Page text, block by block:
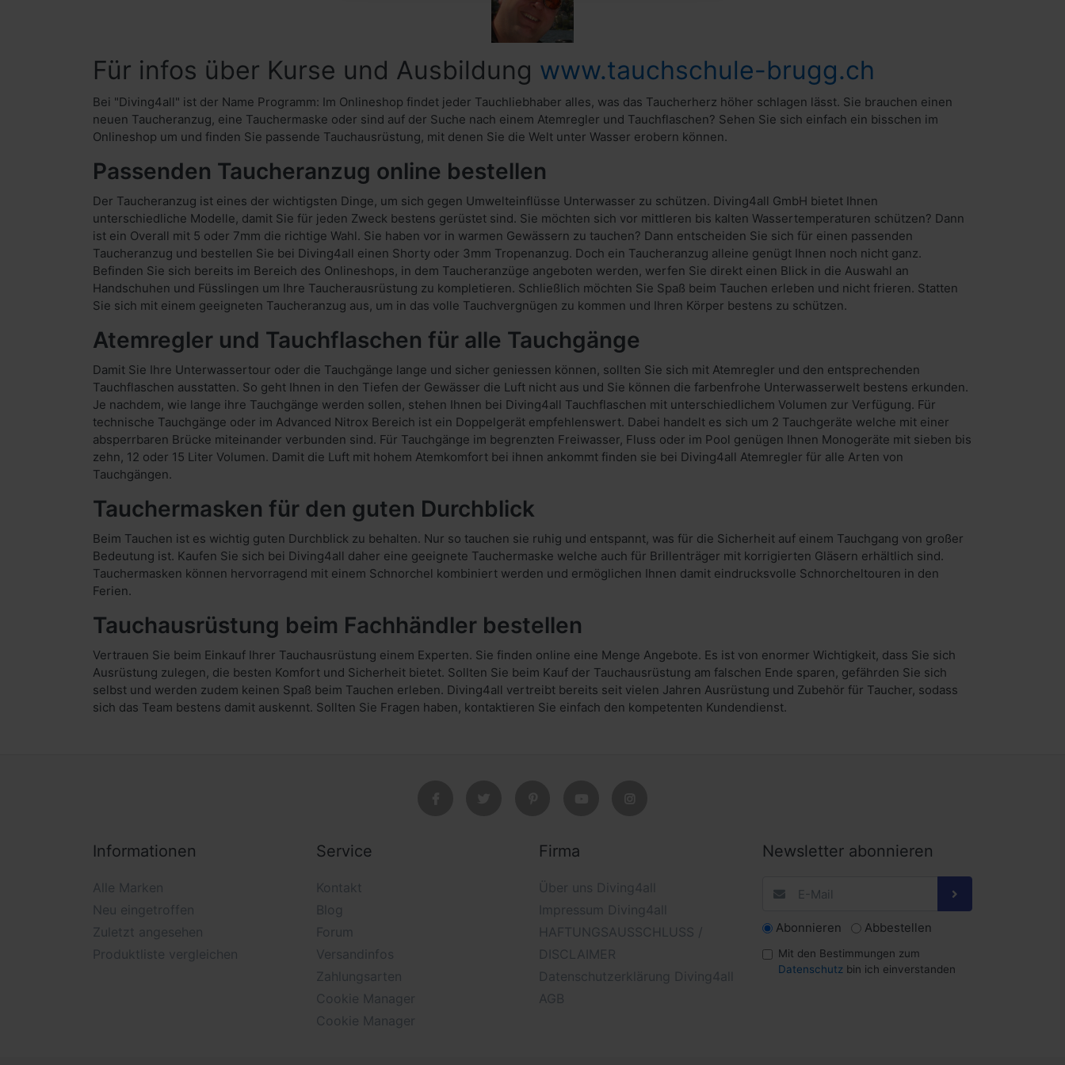
Für infos über Kurse und Ausbildung www.tauchschule-brugg.ch
Bei "Diving4all" ist der Name Programm: Im Onlineshop findet jeder Tauchliebhaber alles, was das Taucherherz höher schlagen lässt. Sie brauchen einen
neuen Taucheranzug, eine Tauchermaske oder sind auf der Suche nach einem Atemregler und Tauchflaschen? Sehen Sie sich einfach ein bisschen im
Onlineshop um und finden Sie passende Tauchausrüstung, mit denen Sie die Welt unter Wasser erobern können.
Passenden Taucheranzug online bestellen
Der Taucheranzug ist eines der wichtigsten Dinge, um sich gegen Umwelteinflüsse Unterwasser zu schützen. Diving4all GmbH bietet Ihnen
unterschiedliche Modelle, damit Sie für jeden Zweck bestens gerüstet sind. Sie möchten sich vor mittleren bis kalten Wassertemperaturen schützen? Dann
ist ein Overall mit 5 oder 7mm die richtige Wahl. Sie haben vor in warmen Gewässern zu tauchen? Dann entscheiden Sie sich für einen passenden
Taucheranzug und bestellen Sie bei Diving4all einen Shorty oder 3mm Tropenanzug. Doch ein Taucheranzug alleine genügt Ihnen noch nicht ganz.
Befinden Sie sich bereits im Bereich des Onlineshops, in dem Taucheranzüge angeboten werden, werfen Sie direkt einen Blick in die Auswahl an
Handschuhen und Füsslingen um Ihre Taucherausrüstung zu kompletieren. Schließlich möchten Sie Spaß beim Tauchen erleben und nicht frieren. Statten
Sie sich mit einem geeigneten Taucheranzug aus, um in das volle Tauchvergnügen zu kommen und Ihren Körper bestens zu schützen.
Atemregler und Tauchflaschen für alle Tauchgänge
Damit Sie Ihre Unterwassertour oder die Tauchgänge lange und sicher geniessen können, sollten Sie sich mit Atemregler und den entsprechenden
Tauchflaschen ausstatten. So geht Ihnen in den Tiefen der Gewässer die Luft nicht aus und Sie können die farbenfrohe Unterwasserwelt bestens erkunden.
Je nachdem, wie lange ihre Tauchgänge werden sollen, stehen Ihnen bei Diving4all Tauchflaschen mit unterschiedlichem Volumen zur Verfügung. Für
technische Tauchgänge oder im Advanced Nitrox Bereich ist ein Doppelgerät empfehlenswert. Dabei handelt es sich um 2 Tauchgeräte welche mit einer
absperrbaren Brücke miteinander verbunden sind. Für Tauchgänge im begrenzten Freiwasser, Fluss oder im Pool genügen Ihnen Monogeräte mit sieben bis
zehn, 12 oder 15 Liter Volumen. Damit die Luft mit hohem Atemkomfort bei ihnen ankommt finden sie bei Diving4all Atemregler für alle Arten von
Tauchgängen.
Tauchermasken für den guten Durchblick
Beim Tauchen ist es wichtig guten Durchblick zu behalten. Nur so tauchen sie ruhig und entspannt, was für die Sicherheit auf einem Tauchgang von großer
Bedeutung ist. Kaufen Sie sich bei Diving4all daher eine geeignete Tauchermaske welche auch für Brillenträger mit korrigierten Gläsern erhältlich sind.
Tauchermasken können hervorragend mit einem Schnorchel kombiniert werden und ermöglichen Ihnen damit eindrucksvolle Schnorcheltouren in den
Ferien.
Tauchausrüstung beim Fachhändler bestellen
Vertrauen Sie beim Einkauf Ihrer Tauchausrüstung einem Experten. Sie finden online eine Menge Angebote. Es ist von enormer Wichtigkeit, dass Sie sich
Ausrüstung zulegen, die besten Komfort und Sicherheit bietet. Sollten Sie beim Kauf der Tauchausrüstung am falschen Ende sparen, gefährden Sie sich
selbst und werden zudem keinen Spaß beim Tauchen erleben. Diving4all vertreibt bereits seit vielen Jahren Ausrüstung und Zubehör für Taucher, sodass
sich das Team bestens damit auskennt. Sollten Sie Fragen haben, kontaktieren Sie einfach den kompetenten Kundendienst.
Informationen
Alle Marken
Neu eingetroffen
Zuletzt angesehen
Produktliste vergleichen
Service
Kontakt
Blog
Forum
Versandinfos
Zahlungsarten
Cookie Manager
Cookie Manager
Firma
Über uns Diving4all
Impressum Diving4all
HAFTUNGSAUSSCHLUSS /
DISCLAIMER
Datenschutzerklärung Diving4all
AGB
Newsletter abonnieren
Abonnieren Abbestellen
Mit den Bestimmungen zum
Datenschutzbin ich einverstanden